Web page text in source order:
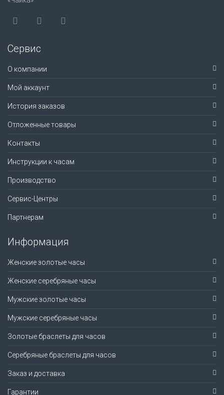
Сервис
О компании
Мой аккаунт
История заказов
Отложенные товары
Контакты
Инструкции к часам
Производство
Сервис-Центры
Партнерам
Информация
Женские золотые часы
Женские серебряные часы
Мужские золотые часы
Мужские серебряные часы
Золотые браслеты для часов
Серебряные браслеты для часов
Заказ и доставка
Гарантии